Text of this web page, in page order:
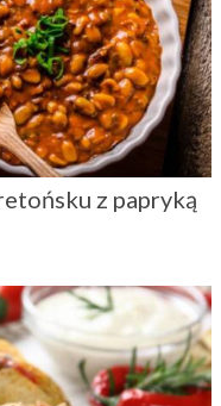
z papryką